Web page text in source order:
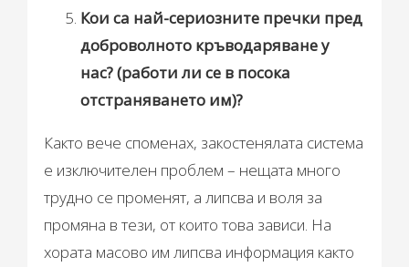
Кои са най-сериозните пречки пред
доброволното кръводаряване у
нас? (работи ли се в посока
отстраняването им)?
Както вече споменах, закостенялата система
е изключителен проблем – нещата много
трудно се променят, а липсва и воля за
промяна в тези, от които това зависи. На
хората масово им липсва информация както